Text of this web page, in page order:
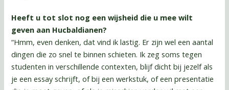
Heeft u tot slot nog een wijsheid die u mee wilt
geven aan Hucbaldianen?
“Hmm, even denken, dat vind ik lastig. Er zijn wel een aantal
dingen die zo snel te binnen schieten. Ik zeg soms tegen
studenten in verschillende contexten, blijf dicht bij jezelf als
je een essay schrijft, of bij een werkstuk, of een presentatie